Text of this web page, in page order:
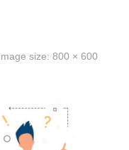
size: 800 × 600